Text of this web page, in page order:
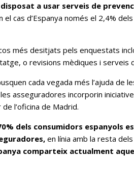
a usar serveis de
el cas d’Espanya només el 2,4%
més desitjats pels enquestats
o revisions mèdiques i serveis
cada vegada més l’ajuda
asseguradores incorporin
l’oficina de Madrid.
dels consumidors espanyols
en línia amb la resta
comparteix actualment